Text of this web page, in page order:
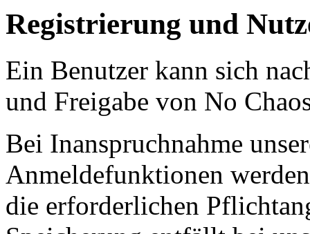
Registrierung und
Ein Benutzer kann sich
und Freigabe von No
Bei Inanspruchnahme
Anmeldefunktionen
die erforderlichen